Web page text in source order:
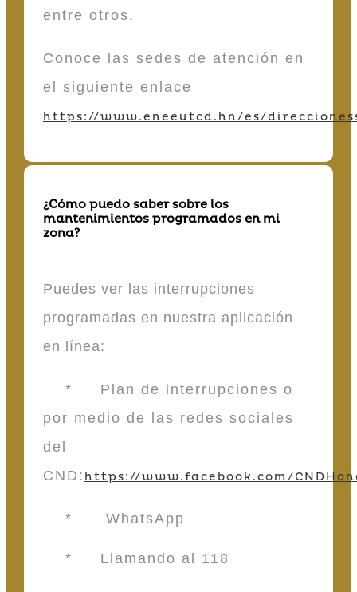
entre otros.
Conoce las sedes de atención en
el siguiente enlace
https://www.eneeutcd.hn/es/
¿Cómo puedo saber sobre los
mantenimientos programados en mi
zona?
Puedes ver las interrupciones
programadas en nuestra aplicación
en línea:
* Plan de interrupciones o
por medio de las redes sociales
del
CND: https://www.facebook.com/
* WhatsApp
* Llamando al 118